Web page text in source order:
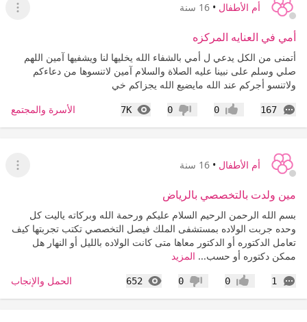
أم الأطفال • 16 سنة
عرض
أمي في العنايه المركزه
أتمنى من الكل يدعي ل أمي بالشفاء الله يخليها لنا ويشفيها آمين اللهم
صلي وسلم على نبينا عليه الصلاة والسلام آمين لاتنسوها من دعاءكم
ولاتنسو أجركم عند الله مايضيع الله يجزاكم خي
167
التعليقات إعجاب0 عدم إعجاب
0
7K
المشاهدات الأسرة والمجتمع
أم الأطفال • 16 سنة
عرض
مين ولدت بالتخصصي بالرياض
بسم الله الرحمن الرحيم السلام عليكم ورحمة الله وبركاته ياليت كل
وحده جربت الولاده بمستشفى الملك فيصل التخصصي تكتب تجربتها كيف
تعامل الدكتوره أو الدكتور معاها متى كانت الولاده بالليل أو النهار هل
ممكن دكتوره أو حسب... المزيد
1
التعليقات إعجاب0 عدم إعجاب
0
652
المشاهدات الحمل والإنجاب